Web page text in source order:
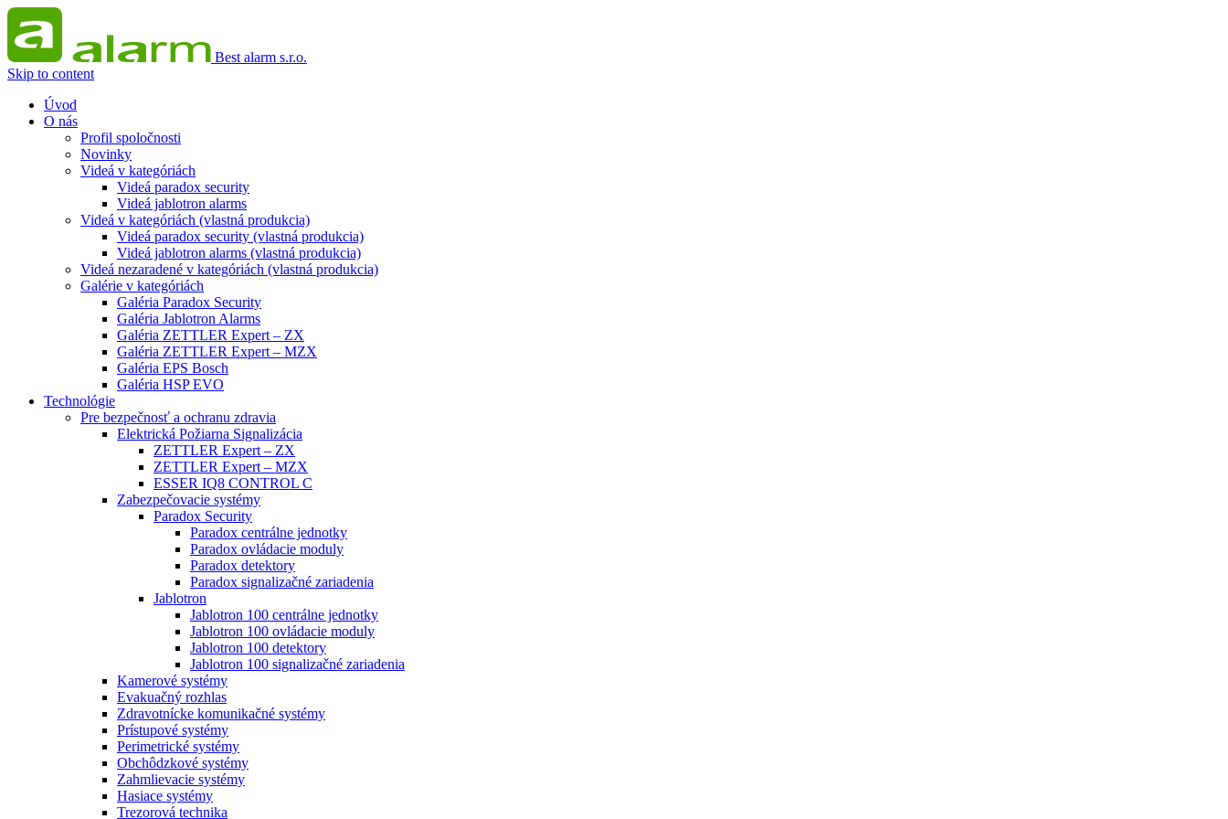
Best alarm s.r.o.
Skip to content
Úvod
O nás
Profil spoločnosti
Novinky
Videá v kategóriách
Videá paradox security
Videá jablotron alarms
Videá v kategóriách (vlastná produkcia)
Videá paradox security (vlastná produkcia)
Videá jablotron alarms (vlastná produkcia)
Videá nezaradené v kategóriách (vlastná produkcia)
Galérie v kategóriách
Galéria Paradox Security
Galéria Jablotron Alarms
Galéria ZETTLER Expert – ZX
Galéria ZETTLER Expert – MZX
Galéria EPS Bosch
Galéria HSP EVO
Technológie
Pre bezpečnosť a ochranu zdravia
Elektrická Požiarna Signalizácia
ZETTLER Expert – ZX
ZETTLER Expert – MZX
ESSER IQ8 CONTROL C
Zabezpečovacie systémy
Paradox Security
Paradox centrálne jednotky
Paradox ovládacie moduly
Paradox detektory
Paradox signalizačné zariadenia
Jablotron
Jablotron 100 centrálne jednotky
Jablotron 100 ovládacie moduly
Jablotron 100 detektory
Jablotron 100 signalizačné zariadenia
Kamerové systémy
Evakuačný rozhlas
Zdravotnícke komunikačné systémy
Prístupové systémy
Perimetrické systémy
Obchôdzkové systémy
Zahmlievacie systémy
Hasiace systémy
Trezorová technika